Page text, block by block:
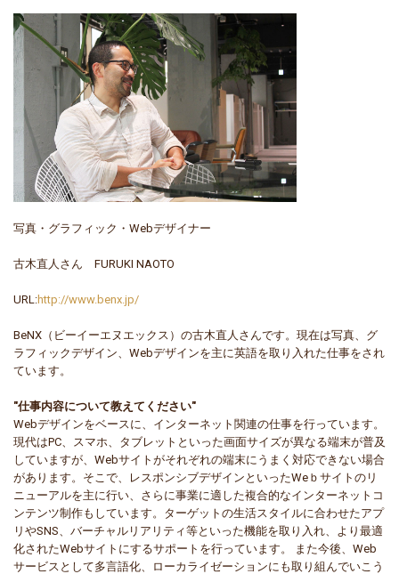
写真・グラフィック・Webデザイナー
古木直人さん FURUKI NAOTO
URL:http://www.benx.jp/
BeNX（ビーイーエヌエックス）の古木直人さんです。現在は写真、グ
ラフィックデザイン、Webデザインを主に英語を取り入れた仕事をされ
ています。
"仕事内容について教えてください"
Webデザインをベースに、インターネット関連の仕事を行っています。
現代はPC、スマホ、タブレットといった画面サイズが異なる端末が普及
していますが、Webサイトがそれぞれの端末にうまく対応できない場合
があります。そこで、レスポンシブデザインといったWeｂサイトのリ
ニューアルを主に行い、さらに事業に適した複合的なインターネットコ
ンテンツ制作もしています。ターゲットの生活スタイルに合わせたアプ
リやSNS、バーチャルリアリティ等といった機能を取り入れ、より最適
化されたWebサイトにするサポートを行っています。 また今後、Web
サービスとして多言語化、ローカライゼーションにも取り組んでいこう